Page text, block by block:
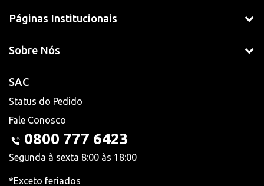
Páginas Institucionais
Sobre Nós
SAC
Status do Pedido
Fale Conosco
0800 777 6423
Segunda à sexta 8:00 às 18:00
*Exceto feriados